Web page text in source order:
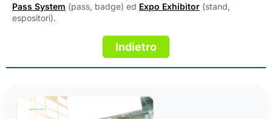
Pass System (pass, badge) ed Expo Exhibitor (stand,
espositori).